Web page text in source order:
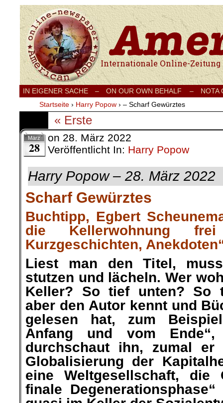
Internationale Onlinezeitung für Frieden,
IN EIGENER SACHE – ON OUR OWN BEHALF –
NOTA
Startseite › Harry Popow › – Scharf Gewürztes
« Erste
März
28
on 28. März 2022
Veröffentlicht In: Harry Popow
Harry Popow – 28. März 2022
Scharf Gewürztes
Buchtipp, Egbert
die Kellerwohnung
Kurzgeschichten,
Liest man den Titel,
stutzen und lächeln. Wer
Keller? So tief unten? So
aber den Autor kennt und
gelesen hat, zum
Anfang und vom
durchschaut ihn, zumal
Globalisierung der
eine Weltgesellschaft, die
finale